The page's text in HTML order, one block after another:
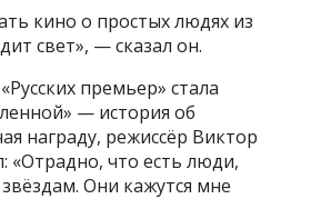
кино о простых людях из
свет», — сказал он.
премьер» стала
— история об
награду, режиссёр Виктор
что есть люди,
Они кажутся мне